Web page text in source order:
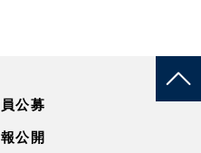
公募
公開